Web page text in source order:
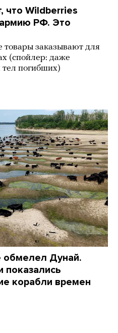
что Wildberries
РФ. Это
товары заказывают для
(спойлер: даже
погибших)
обмелел Дунай.
показались
корабли времен